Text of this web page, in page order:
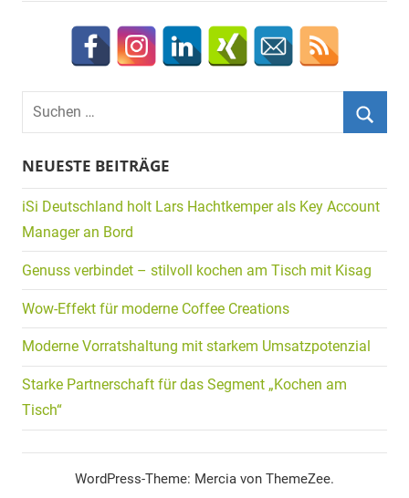
Suchen
nach:
NEUESTE BEITRÄGE
iSi Deutschland holt Lars Hachtkemper als Key Account
Manager an Bord
Genuss verbindet – stilvoll kochen am Tisch mit Kisag
Wow-Effekt für moderne Coffee Creations
Moderne Vorratshaltung mit starkem Umsatzpotenzial
Starke Partnerschaft für das Segment „Kochen am
Tisch“
WordPress-Theme: Mercia von ThemeZee.